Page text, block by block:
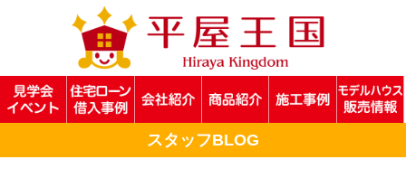
スタッフBLOG